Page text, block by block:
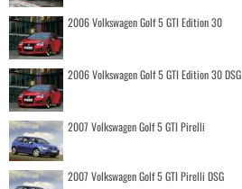
2006 Volkswagen Golf 5 GTI Edition 30
2006 Volkswagen Golf 5 GTI Edition 30 DSG
2007 Volkswagen Golf 5 GTI Pirelli
2007 Volkswagen Golf 5 GTI Pirelli DSG